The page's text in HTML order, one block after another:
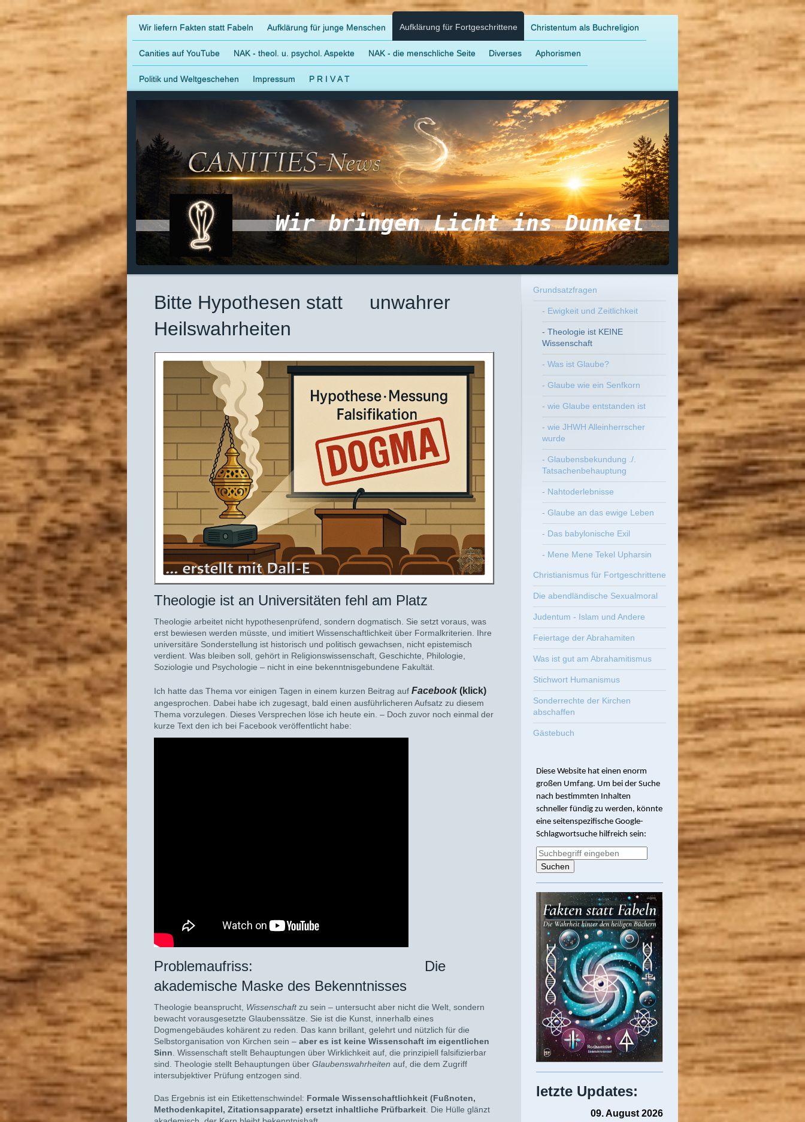
Wir liefern Fakten statt Fabeln Aufklärung für junge Menschen Aufklärung für Fortgeschrittene Christentum als Buchreligion
Canities auf YouTube NAK - theol. u. psychol. Aspekte NAK - die menschliche Seite Diverses Aphorismen
Politik und Weltgeschehen Impressum P R I V A T
Wir bringen Licht ins Dunkel
Bitte Hypothesen statt unwahrer
Heilswahrheiten
Theologie ist an Universitäten fehl am Platz
Theologie arbeitet nicht hypothesenprüfend, sondern dogmatisch. Sie setzt voraus, was
erst bewiesen werden müsste, und imitiert Wissenschaftlichkeit über Formalkriterien. Ihre
universitäre Sonderstellung ist historisch und politisch gewachsen, nicht epistemisch
verdient. Was bleiben soll, gehört in Religionswissenschaft, Geschichte, Philologie,
Soziologie und Psychologie – nicht in eine bekenntnisgebundene Fakultät.
Ich hatte das Thema vor einigen Tagen in einem kurzen Beitrag auf Facebook (klick)
angesprochen. Dabei habe ich zugesagt, bald einen ausführlicheren Aufsatz zu diesem
Thema vorzulegen. Dieses Versprechen löse ich heute ein. – Doch zuvor noch einmal der
kurze Text den ich bei Facebook veröffentlicht habe:
Problemaufriss: Die
akademische Maske des Bekenntnisses
Theologie beansprucht, Wissenschaftzu sein – untersucht aber nicht die Welt, sondern
bewacht vorausgesetzte Glaubenssätze. Sie ist die Kunst, innerhalb eines
Dogmengebäudes kohärent zu reden. Das kann brillant, gelehrt und nützlich für die
Selbstorganisation von Kirchen sein – aber es ist keine Wissenschaft im eigentlichen
Sinn . Wissenschaft stellt Behauptungen über Wirklichkeit auf, die prinzipiell falsifizierbar
sind. Theologie stellt Behauptungen über Glaubenswahrheiten auf, die dem Zugriff
intersubjektiver Prüfung entzogen sind.
Das Ergebnis ist ein Etikettenschwindel: Formale Wissenschaftlichkeit (Fußnoten,
Methodenkapitel, Zitationsapparate) ersetzt inhaltliche Prüfbarkeit . Die Hülle glänzt
Grundsatzfragen
- Ewigkeit und Zeitlichkeit
- Theologie ist KEINE
Wissenschaft
- Was ist Glaube?
- Glaube wie ein Senfkorn
- wie Glaube entstanden ist
- wie JHWH Alleinherrscher
wurde
- Glaubensbekundung ./.
Tatsachenbehauptung
- Nahtoderlebnisse
- Glaube an das ewige Leben
- Das babylonische Exil
- Mene Mene Tekel Upharsin
Christianismus für Fortgeschrittene
Die abendländische Sexualmoral
Judentum - Islam und Andere
Feiertage der Abrahamiten
Was ist gut am Abrahamitismus
Stichwort Humanismus
Sonderrechte der Kirchen
abschaffen
Gästebuch
Diese Website hat einen enorm
großen Umfang. Um bei der Suche
nach bestimmten Inhalten
schneller fündig zu werden, könnte
eine seitenspezifische Google-
Schlagwortsuche hilfreich sein:
letzte Updates:
09. August 2026